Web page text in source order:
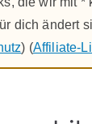
dich ändert
) (Affiliate-